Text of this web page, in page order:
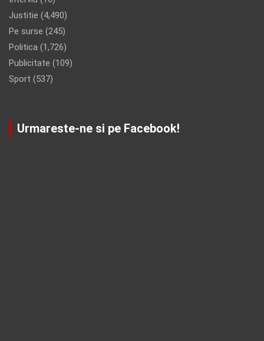
Justitie (4,490)
Pe surse (245)
Politica (1,726)
Publicitate (109)
Sport (537)
Urmareste-ne si pe Facebook!